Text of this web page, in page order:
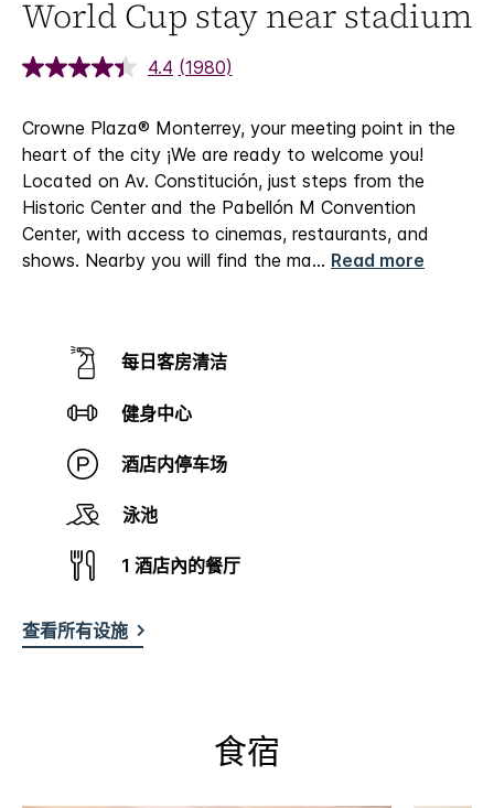
World Cup stay near stadium
4.4 (1980)
Crowne Plaza® Monterrey, your meeting point in the
heart of the city ¡We are ready to welcome you!
Located on Av. Constitución, just steps from the
Historic Center and the Pabellón M Convention
Center, with access to cinemas, restaurants, and
shows. Nearby you will find the ma... Read more
每日客房清洁
健身中心
酒店内停车场
泳池
1 酒店內的餐厅
查看所有设施
食宿